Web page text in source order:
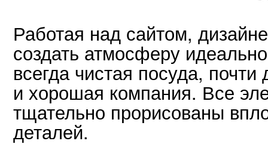
Работая над сайтом,
создать атмосферу
всегда чистая посуда,
и хорошая компания. Все
тщательно прорисованы
деталей.